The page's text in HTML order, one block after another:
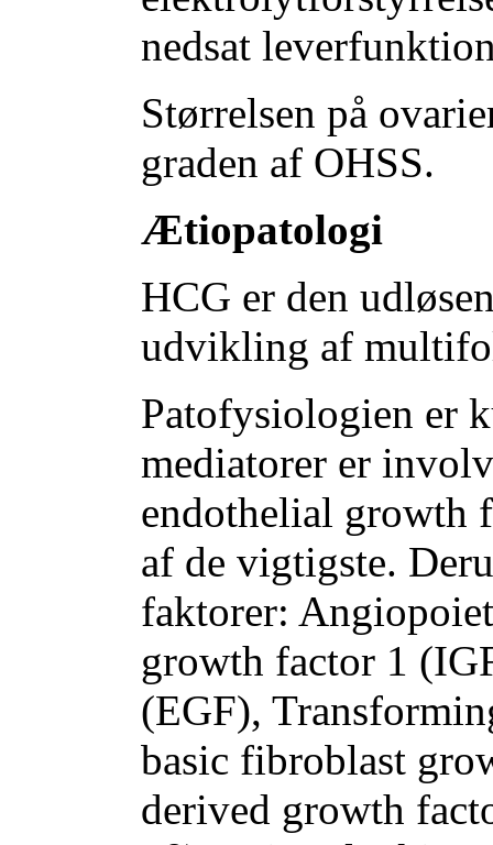
nedsat
Størrelsen på
graden af OHSS.
Ætiopatologi
HCG er den
udvikling af
Patofysiologien er
mediatorer er
endothelial growth
af de vigtigste.
faktorer:
growth factor 1
(EGF),
basic fibroblast
derived growth